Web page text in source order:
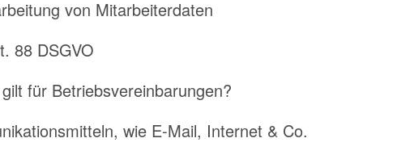
von Mitarbeiterdaten
88 DSGVO
für Betriebsvereinbarungen?
wie E-Mail, Internet & Co.